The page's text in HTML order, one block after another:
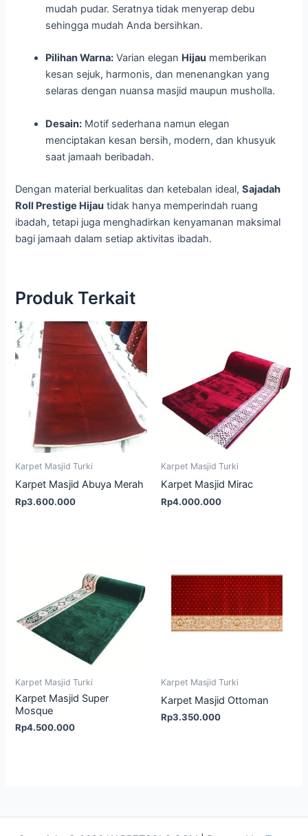
mudah pudar. Seratnya tidak menyerap debu
sehingga mudah Anda bersihkan.
Pilihan Warna: Varian elegan Hijau memberikan
kesan sejuk, harmonis, dan menenangkan yang
selaras dengan nuansa masjid maupun musholla.
Desain: Motif sederhana namun elegan
menciptakan kesan bersih, modern, dan khusyuk
saat jamaah beribadah.
Dengan material berkualitas dan ketebalan ideal,Sajadah
Roll Prestige Hijau tidak hanya memperindah ruang
ibadah, tetapi juga menghadirkan kenyamanan maksimal
bagi jamaah dalam setiap aktivitas ibadah.
Produk Terkait
Karpet Masjid Turki
Karpet Masjid Abuya Merah
Rp3.600.000
Karpet Masjid Turki
Karpet Masjid Mirac
Rp4.000.000
Karpet Masjid Turki
Karpet Masjid Super
Mosque
Rp4.500.000
Karpet Masjid Turki
Karpet Masjid Ottoman
Rp3.350.000